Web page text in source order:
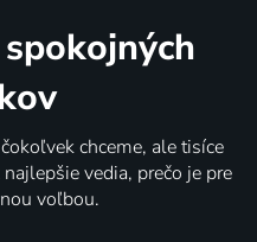
chceme, ale tisíce
vedia, prečo je pre
voľbou.